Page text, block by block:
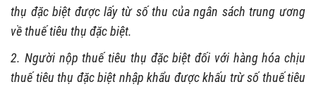
thụ đặc biệt được lấy từ số thu của ngân sách trung ương
về thuế tiêu thụ đặc biệt.
2. Người nộp thuế tiêu thụ đặc biệt đối với hàng hóa chịu
thuế tiêu thụ đặc biệt nhập khẩu được khấu trừ số thuế tiêu